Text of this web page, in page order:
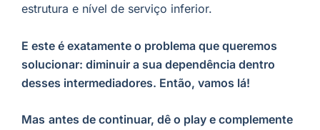
estrutura e nível de serviço inferior.
E este é exatamente o problema que queremos
solucionar: diminuir a sua dependência dentro
desses intermediadores. Então, vamos lá!
Mas antes de continuar, dê o play e complemente